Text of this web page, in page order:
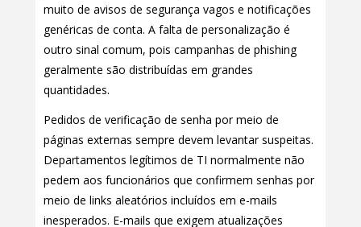
muito de avisos de segurança vagos e notificações
genéricas de conta. A falta de personalização é
outro sinal comum, pois campanhas de phishing
geralmente são distribuídas em grandes
quantidades.
Pedidos de verificação de senha por meio de
páginas externas sempre devem levantar suspeitas.
Departamentos legítimos de TI normalmente não
pedem aos funcionários que confirmem senhas por
meio de links aleatórios incluídos em e-mails
inesperados. E-mails que exigem atualizações